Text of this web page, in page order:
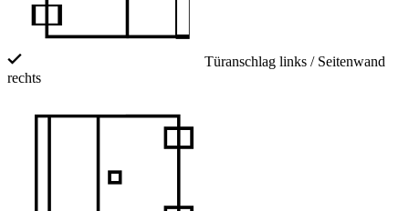
Türanschlag links / Seitenwand
rechts